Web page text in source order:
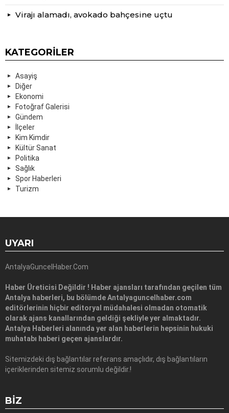
Virajı alamadı, avokado bahçesine uçtu
KATEGORILER
Asayiş
Diğer
Ekonomi
Fotoğraf Galerisi
Gündem
İlçeler
Kim Kimdir
Kültür Sanat
Politika
Sağlık
Spor Haberleri
Turizm
UYARI
AntalyaGuncelHaber.Com
Haber Üreticisi Değildir ! Haber ajansları tarafından geçilen tüm
Antalya haberleri, bu bölümde Antalyaguncelhaber.com
editörlerinin hiçbir editoryal müdahalesi olmadan otomatik
olarak ajans kanallarından geldiği şekliyle yer almaktadır.
Antalya Haberleri alanında yer alan haberlerin hepsinin hukuki
muhatabı haberi geçen ajanslardır.
Sitemizdeki dış bağlantılar referans amaçlıdır, dış bağlantıların
içeriklerinden sitemiz sorumlu değildir.!
BIZ